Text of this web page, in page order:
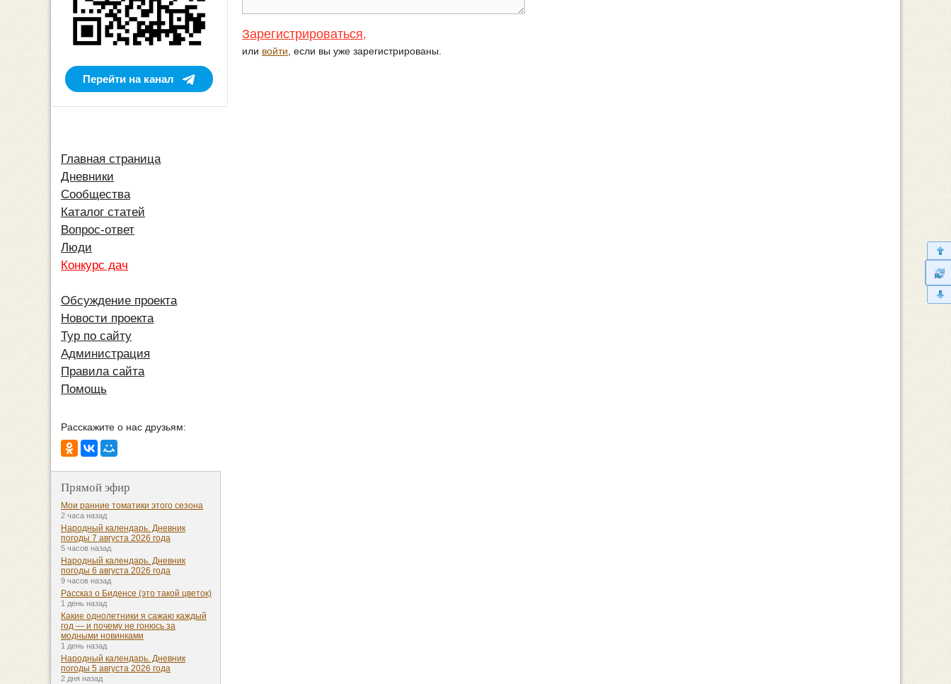
Зарегистрироваться,
или войти , если вы уже зарегистрированы.
Перейти на канал
Главная страница
Дневники
Сообщества
Каталог статей
Вопрос-ответ
Люди
Конкурс дач
Обсуждение проекта
Новости проекта
Тур по сайту
Администрация
Правила сайта
Помощь
Расскажите о нас друзьям:
Прямой эфир
Мои ранние томатики этого сезона
2 часа назад
Народный календарь. Дневник
погоды 7 августа 2026 года
5 часов назад
Народный календарь. Дневник
погоды 6 августа 2026 года
9 часов назад
Рассказ о Биденсе (это такой цветок)
1 день назад
Какие однолетники я сажаю каждый
год — и почему не гонюсь за
модными новинками
1 день назад
Народный календарь. Дневник
погоды 5 августа 2026 года
2 дня назад